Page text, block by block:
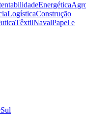
Energética
LogísticaConstrução
TêxtilNavalPapel e
Sul